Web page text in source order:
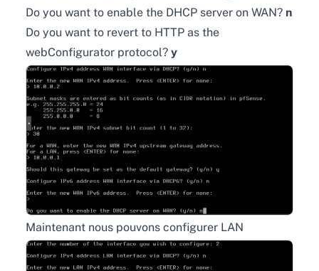
Do you want to enable the DHCP server on WAN? n
Do you want to revert to HTTP as the
webConfigurator protocol? y
Maintenant nous pouvons configurer LAN